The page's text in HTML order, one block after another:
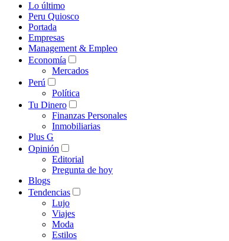
Lo último
Peru Quiosco
Portada
Empresas
Management & Empleo
Economía
Mercados
Perú
Política
Tu Dinero
Finanzas Personales
Inmobiliarias
Plus G
Opinión
Editorial
Pregunta de hoy
Blogs
Tendencias
Lujo
Viajes
Moda
Estilos